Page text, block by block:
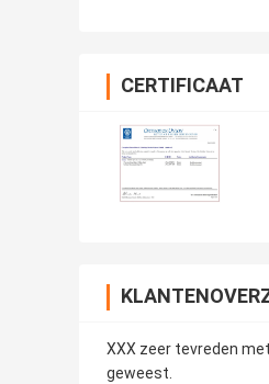
CERTIFICAAT
XXX zeer tevreden
geweest.